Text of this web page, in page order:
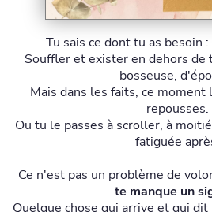
Tu sais ce dont tu as besoin
Souffler et exister en dehors de
bosseuse,
Mais dans les faits, ce
repousses.
Ou tu le passes à scroller, à
fatiguée
Ce n'est pas un problème de
te manque un
Quelque chose qui arrive et qui dit